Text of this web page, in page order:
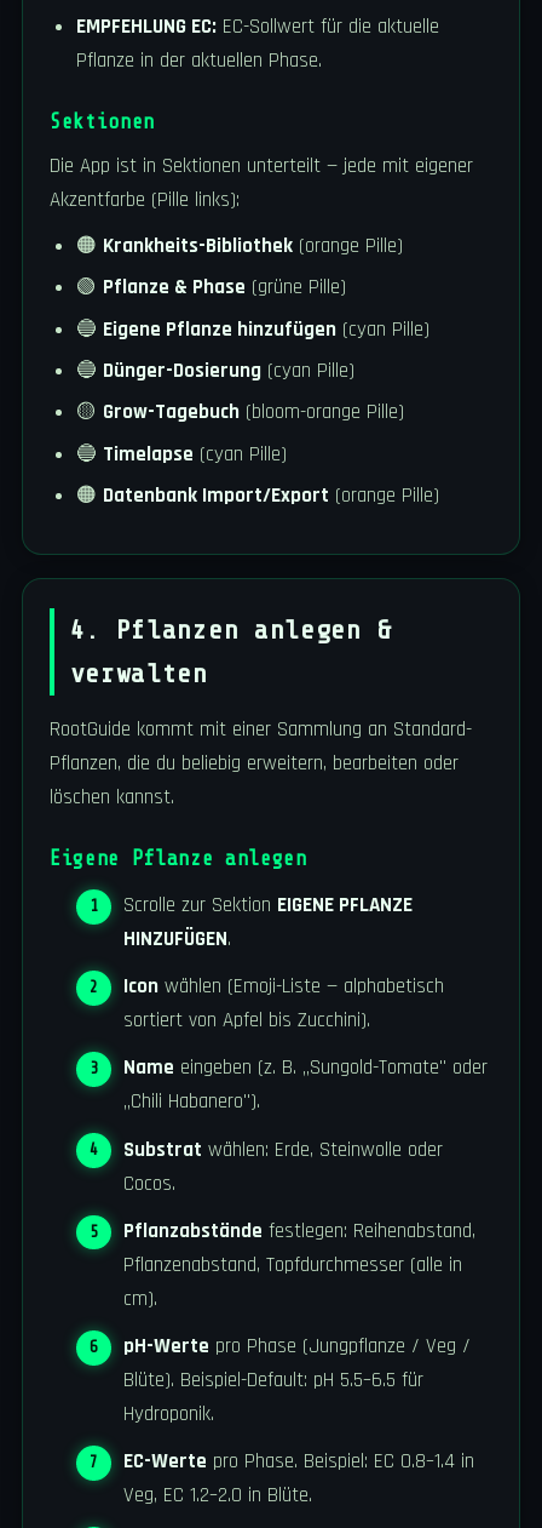
EMPFEHLUNG EC: EC-Sollwert für die aktuelle
Pflanze in der aktuellen Phase.
Sektionen
Die App ist in Sektionen unterteilt — jede mit eigener
Akzentfarbe (Pille links):
🟠 Krankheits-Bibliothek (orange Pille)
🟢 Pflanze & Phase (grüne Pille)
🔵 Eigene Pflanze hinzufügen (cyan Pille)
🔵 Dünger-Dosierung (cyan Pille)
🟡 Grow-Tagebuch (bloom-orange Pille)
🔵 Timelapse (cyan Pille)
🟠 Datenbank Import/Export (orange Pille)
4. Pflanzen anlegen &
verwalten
RootGuide kommt mit einer Sammlung an Standard-
Pflanzen, die du beliebig erweitern, bearbeiten oder
löschen kannst.
Eigene Pflanze anlegen
Scrolle zur Sektion EIGENE PFLANZE
HINZUFÜGEN.
Iconwählen (Emoji-Liste — alphabetisch
sortiert von Apfel bis Zucchini).
Name eingeben (z. B. „Sungold-Tomate" oder
„Chili Habanero").
Substrat wählen: Erde, Steinwolle oder
Cocos.
Pflanzabstände festlegen: Reihenabstand,
Pflanzenabstand, Topfdurchmesser (alle in
cm).
pH-Werte pro Phase (Jungpflanze / Veg /
Blüte). Beispiel-Default: pH 5.5–6.5 für
Hydroponik.
EC-Werte pro Phase. Beispiel: EC 0.8–1.4 in
Veg, EC 1.2–2.0 in Blüte.